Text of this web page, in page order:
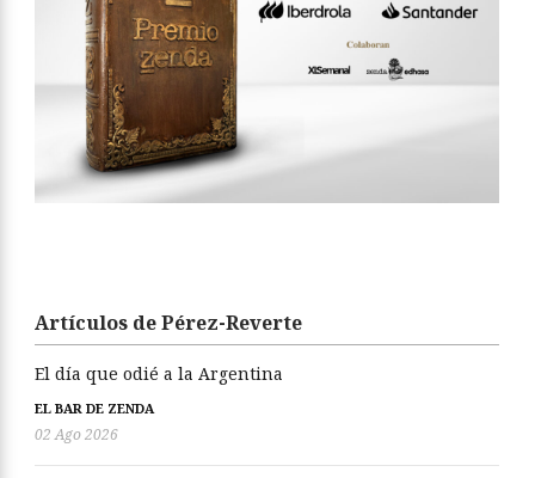
Artículos de Pérez-Reverte
El día que odié a la Argentina
EL BAR DE ZENDA
02 Ago 2026